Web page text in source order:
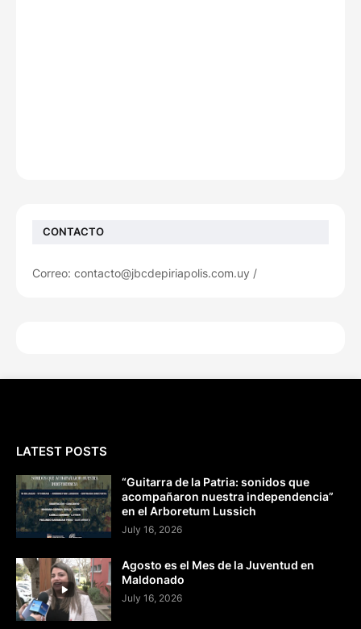
CONTACTO
Correo: contacto@jbcdepiriapolis.com.uy /
LATEST POSTS
“Guitarra de la Patria: sonidos que
acompañaron nuestra independencia”
en el Arboretum Lussich
July 16, 2026
Agosto es el Mes de la Juventud en
Maldonado
July 16, 2026